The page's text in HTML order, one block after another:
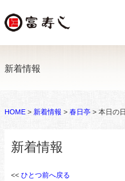
新着情報
HOME> 新着情報 > 春日亭> 本日の
新着情報
<< ひとつ前へ戻る